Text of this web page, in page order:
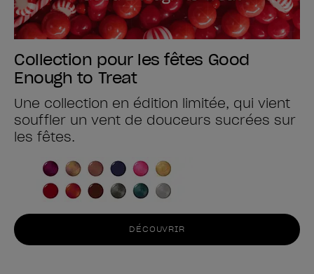
Collection pour les fêtes Good
Enough to Treat
Une collection en édition limitée, qui vient
souffler un vent de douceurs sucrées sur
les fêtes.
DÉCOUVRIR